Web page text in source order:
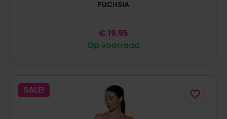
FUCHSIA
Op voorraad
€ 19,95
SALE!